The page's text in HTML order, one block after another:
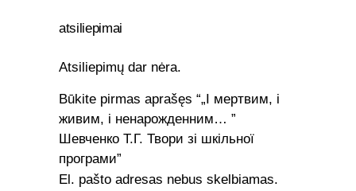
atsiliepimai
Atsiliepimų dar nėra.
Būkite pirmas aprašęs “„І мертвим, і
живим, і ненарожденним… ”
Шевченко Т.Г. Твори зі шкільної
програми”
El. pašto adresas nebus skelbiamas.